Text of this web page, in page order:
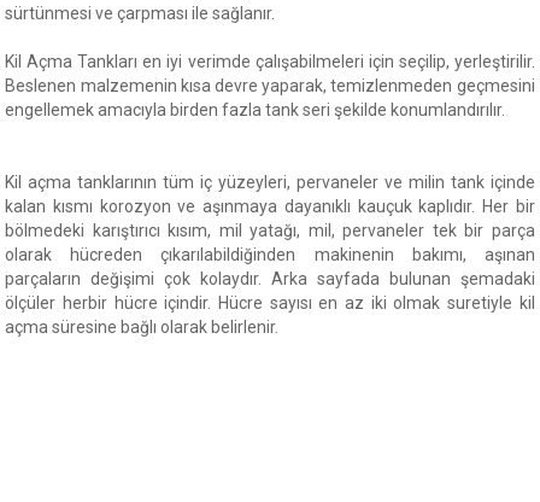
sürtünmesi ve çarpması ile sağlanır.
Kil Açma Tankları en iyi verimde çalışabilmeleri için seçilip, yerleştirilir.
Beslenen malzemenin kısa devre yaparak, temizlenmeden geçmesini
engellemek amacıyla birden fazla tank seri şekilde konumlandırılır.
Kil açma tanklarının tüm iç yüzeyleri, pervaneler ve milin tank içinde
kalan kısmı korozyon ve aşınmaya dayanıklı kauçuk kaplıdır. Her bir
bölmedeki karıştırıcı kısım, mil yatağı, mil, pervaneler tek bir parça
olarak hücreden çıkarılabildiğinden makinenin bakımı, aşınan
parçaların değişimi çok kolaydır. Arka sayfada bulunan şemadaki
ölçüler herbir hücre içindir. Hücre sayısı en az iki olmak suretiyle kil
açma süresine bağlı olarak belirlenir.